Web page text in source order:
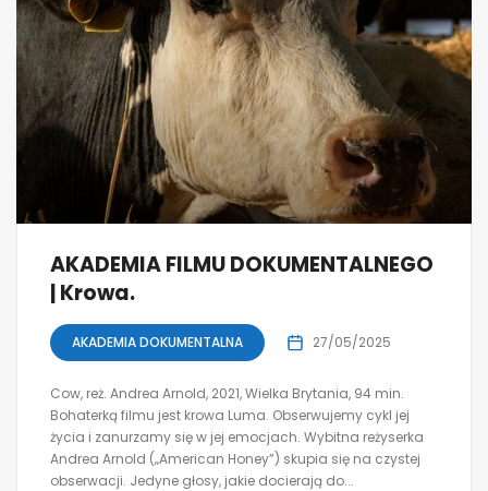
AKADEMIA FILMU DOKUMENTALNEGO
| Krowa.
AKADEMIA DOKUMENTALNA 27/05/2025
Cow, reż. Andrea Arnold, 2021, Wielka Brytania, 94 min.
Bohaterką filmu jest krowa Luma. Obserwujemy cykl jej
życia i zanurzamy się w jej emocjach. Wybitna reżyserka
Andrea Arnold („American Honey”) skupia się na czystej
obserwacji. Jedyne głosy, jakie docierają do...